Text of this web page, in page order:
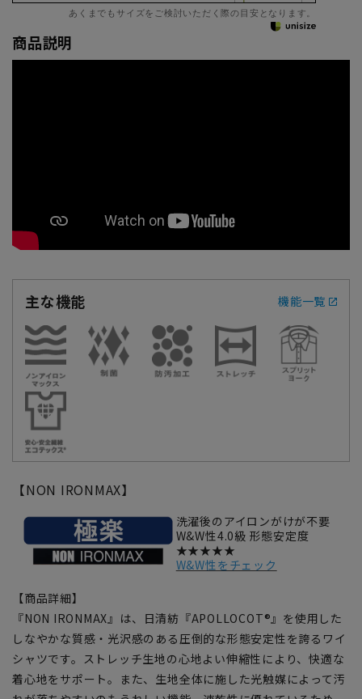
あくまでもサイズをご検討いただく際の目安となります。
商品説明
主な機能 機能一覧
【NON IRONMAX】
洗濯後のアイロンがけが不要
W&W性4.0級 形態安定度
★★★★★
W&W性をチェック
【商品詳細】
『NON IRONMAX』は、日清紡『APOLLOCOT®』を使用した
しなやかな質感・光沢感のある圧倒的な形態安定性を誇るワイ
シャツです。ストレッチ生地の心地よい伸縮性により、快適な
着心地をサポート。また、生地全体に施した光触媒によって汚